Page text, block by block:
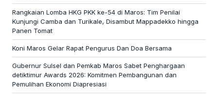
Rangkaian Lomba HKG PKK ke-54 di Maros: Tim Penilai
Kunjungi Camba dan Turikale, Disambut Mappadekko hingga
Panen Tomat
Koni Maros Gelar Rapat Pengurus Dan Doa Bersama
Gubernur Sulsel dan Pemkab Maros Sabet Penghargaan
detiktimur Awards 2026: Komitmen Pembangunan dan
Pemulihan Ekonomi Diapresiasi